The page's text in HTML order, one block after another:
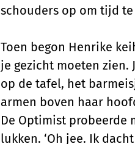
schouders op om tijd
Toen begon Henrike
je gezicht moeten zien.
op de tafel, het
armen boven haar
De Optimist probeerde
lukken. ‘Oh jee. Ik